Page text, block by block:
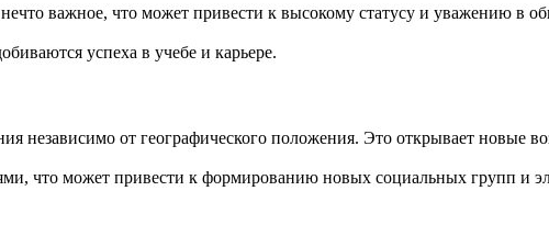
нечто важное, что может привести к высокому статусу и уважению в
успеха в учебе и карьере.
независимо от географического положения. Это открывает новые
что может привести к формированию новых социальных групп и